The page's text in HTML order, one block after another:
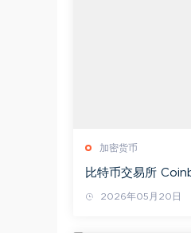
加密货币
比特币交易所
两种山寨币加入其
是这两种山寨币。
2026年05月20日